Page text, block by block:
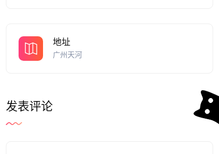
地址
广州天河
发表评论